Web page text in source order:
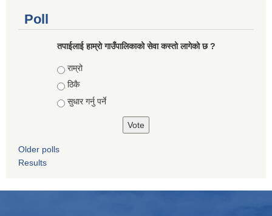
Poll
तपाईलाई हाम्राे गाउँपालिकाको सेवा कस्तो लागेको छ ?
Choices
राम्रो
ठिकै
सुधार गर्नु पर्ने
Older polls
Results